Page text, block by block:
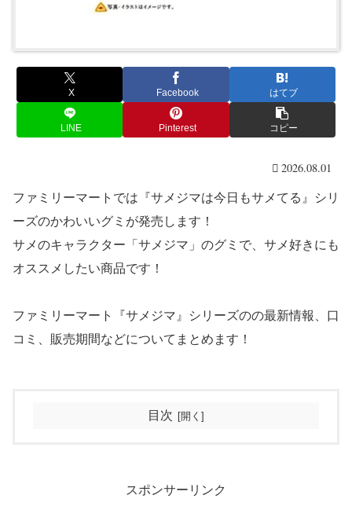
X Facebook はてブ
LINE Pinterest コピー
2026.08.01
ファミリーマートでは『サメジマは今日もサメてる』シリ
ーズのかわいいグミが発売します！
サメのキャラクター「サメジマ」のグミで、サメ好きにも
オススメしたい商品です！
ファミリーマート『サメジマ』シリーズのの最新情報、口
コミ、販売期間などについてまとめます！
目次
スポンサーリンク